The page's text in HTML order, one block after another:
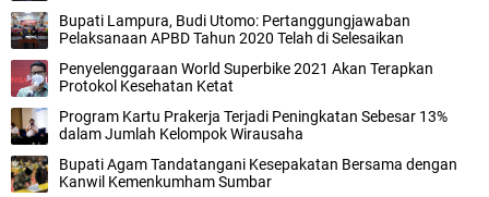
Bupati Lampura, Budi Utomo: Pertanggungjawaban
Pelaksanaan APBD Tahun 2020 Telah di Selesaikan
Penyelenggaraan World Superbike 2021 Akan Terapkan
Protokol Kesehatan Ketat
Program Kartu Prakerja Terjadi Peningkatan Sebesar 13%
dalam Jumlah Kelompok Wirausaha
Bupati Agam Tandatangani Kesepakatan Bersama dengan
Kanwil Kemenkumham Sumbar